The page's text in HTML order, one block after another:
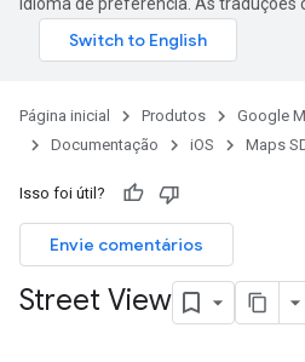
Página inicial Produtos
Google
Documentação
iOS Maps
Isso foi útil?
Envie comentários
Street View